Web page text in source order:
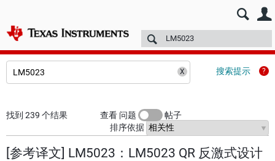
E2E™ 中文设计支持 > 技术文章 TI 培训
搜索提示
找到 239 个结果 查看 问题
帖子
排序依据
[参考译文] LM5023：LM5023 QR 反激式设计